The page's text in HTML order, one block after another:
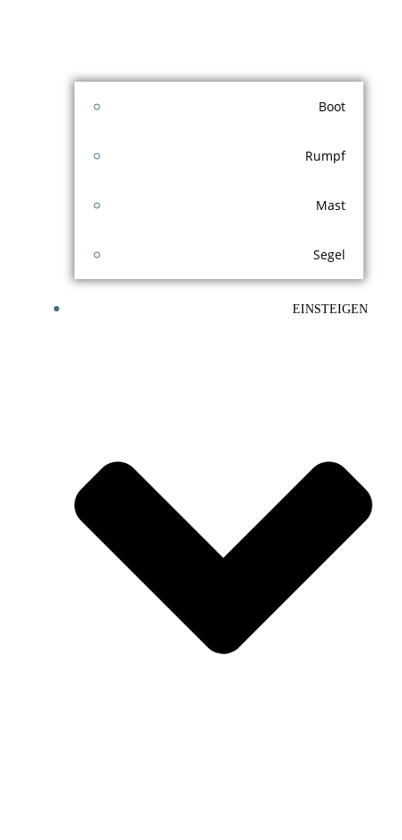
Boot
Rumpf
Mast
Segel
EINSTEIGEN